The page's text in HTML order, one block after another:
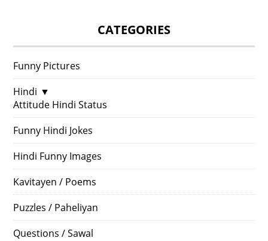
CATEGORIES
Funny Pictures
Hindi ▼
Attitude Hindi Status
Funny Hindi Jokes
Hindi Funny Images
Kavitayen / Poems
Puzzles / Paheliyan
Questions / Sawal